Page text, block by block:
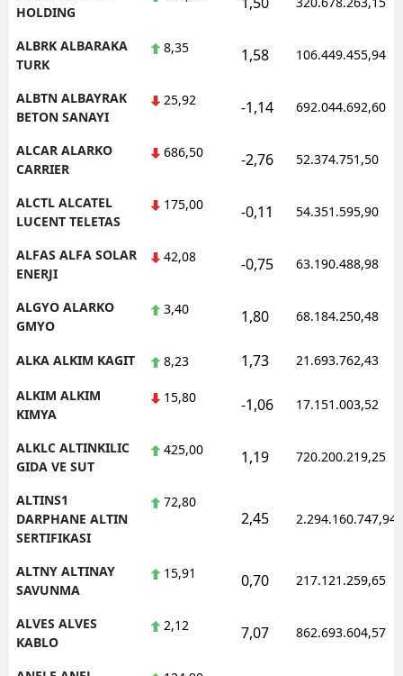
Trabzon
Uşak
Zonguldak
Aksaray
Batman
Yalova
HOLDING
ALBRK ALBARAKA
TURK
8,35 1,58 106.449.455,94
ALBTN ALBAYRAK
BETON SANAYI
25,92 -1,14 692.044.692,60
ALCAR ALARKO
CARRIER
686,50 -2,76 52.374.751,50
ALCTL ALCATEL
LUCENT TELETAS
175,00 -0,11 54.351.595,90
ALFAS ALFA SOLAR
ENERJI
42,08 -0,75 63.190.488,98
ALGYO ALARKO
GMYO
3,40 1,80 68.184.250,48
ALKA ALKIM KAGIT 8,23 1,73 21.693.762,43
ALKIM ALKIM
KIMYA
15,80 -1,06 17.151.003,52
ALKLC ALTINKILIC
GIDA VE SUT
425,00 1,19 720.200.219,25
ALTINS1
DARPHANE ALTIN
SERTIFIKASI
72,80
2,45 2.294.160.747,94
ALTNY ALTINAY
SAVUNMA
15,91 0,70 217.121.259,65
ALVES ALVES
KABLO
2,12 7,07 862.693.604,57